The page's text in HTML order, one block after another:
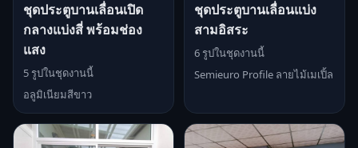
ชุดประตูบานเลื่อนเปิด
กลางแบ่งสี่ พร้อมช่อง
แสง
5 รูปในชุดงานนี้
อลูมิเนียมสีขาว
ชุดประตูบานเลื่อนแบ่ง
สามอิสระ
6 รูปในชุดงานนี้
Semieuro Profile ลายไม้เมเปิ้ล